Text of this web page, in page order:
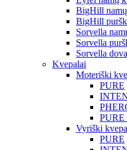
BigHill
BigHill
Sorvella
Sorvella
Sorvella
Kvepalai
Moteriški
PURE
Vyriški
PURE